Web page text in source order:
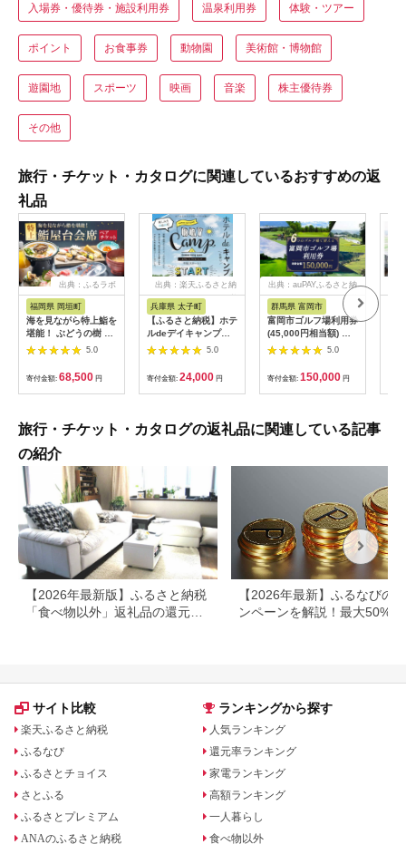
入場券・優待券・施設利用券 温泉利用券 体験・ツアー
ポイント お食事券 動物園 美術館・博物館
遊園地 スポーツ 映画 音楽 株主優待券
その他
旅行・チケット・カタログに関連しているおすすめの返
礼品
出典：ふるラボ
福岡県 岡垣町
海を見ながら特上鮨を
堪能！ ぶどうの樹 鮨
屋台ペア お食事券 海
鮮 海 屋台 食事 ペア
福岡県 岡垣町
5.0
寄付金額: 68,500 円
出典：楽天ふるさと納
税
兵庫県 太子町
【ふるさと納税】ホテ
ルdeデイキャンプ体
験チケット
【1364991】
5.0
寄付金額: 24,000 円
出典：auPAYふるさと納
群馬県 富岡市
富岡市ゴルフ場利用券
(45,000円相当額) ゴ
ルフ チケット 平日 土
日 祝日 プレー券 関東
群馬県 首都圏 F20E-
382
5.0
寄付金額: 150,000 円
旅行・チケット・カタログの返礼品に関連している記事
の紹介
【2026年最新版】ふるさと納税
「食べ物以外」返礼品の還元率
【2026年最新】ふるなびの
ンペーンを解説！最大50%還
サイト比較
楽天ふるさと納税
ふるなび
ふるさとチョイス
さとふる
ふるさとプレミアム
ANAのふるさと納税
ランキングから探す
人気ランキング
還元率ランキング
家電ランキング
高額ランキング
一人暮らし
食べ物以外